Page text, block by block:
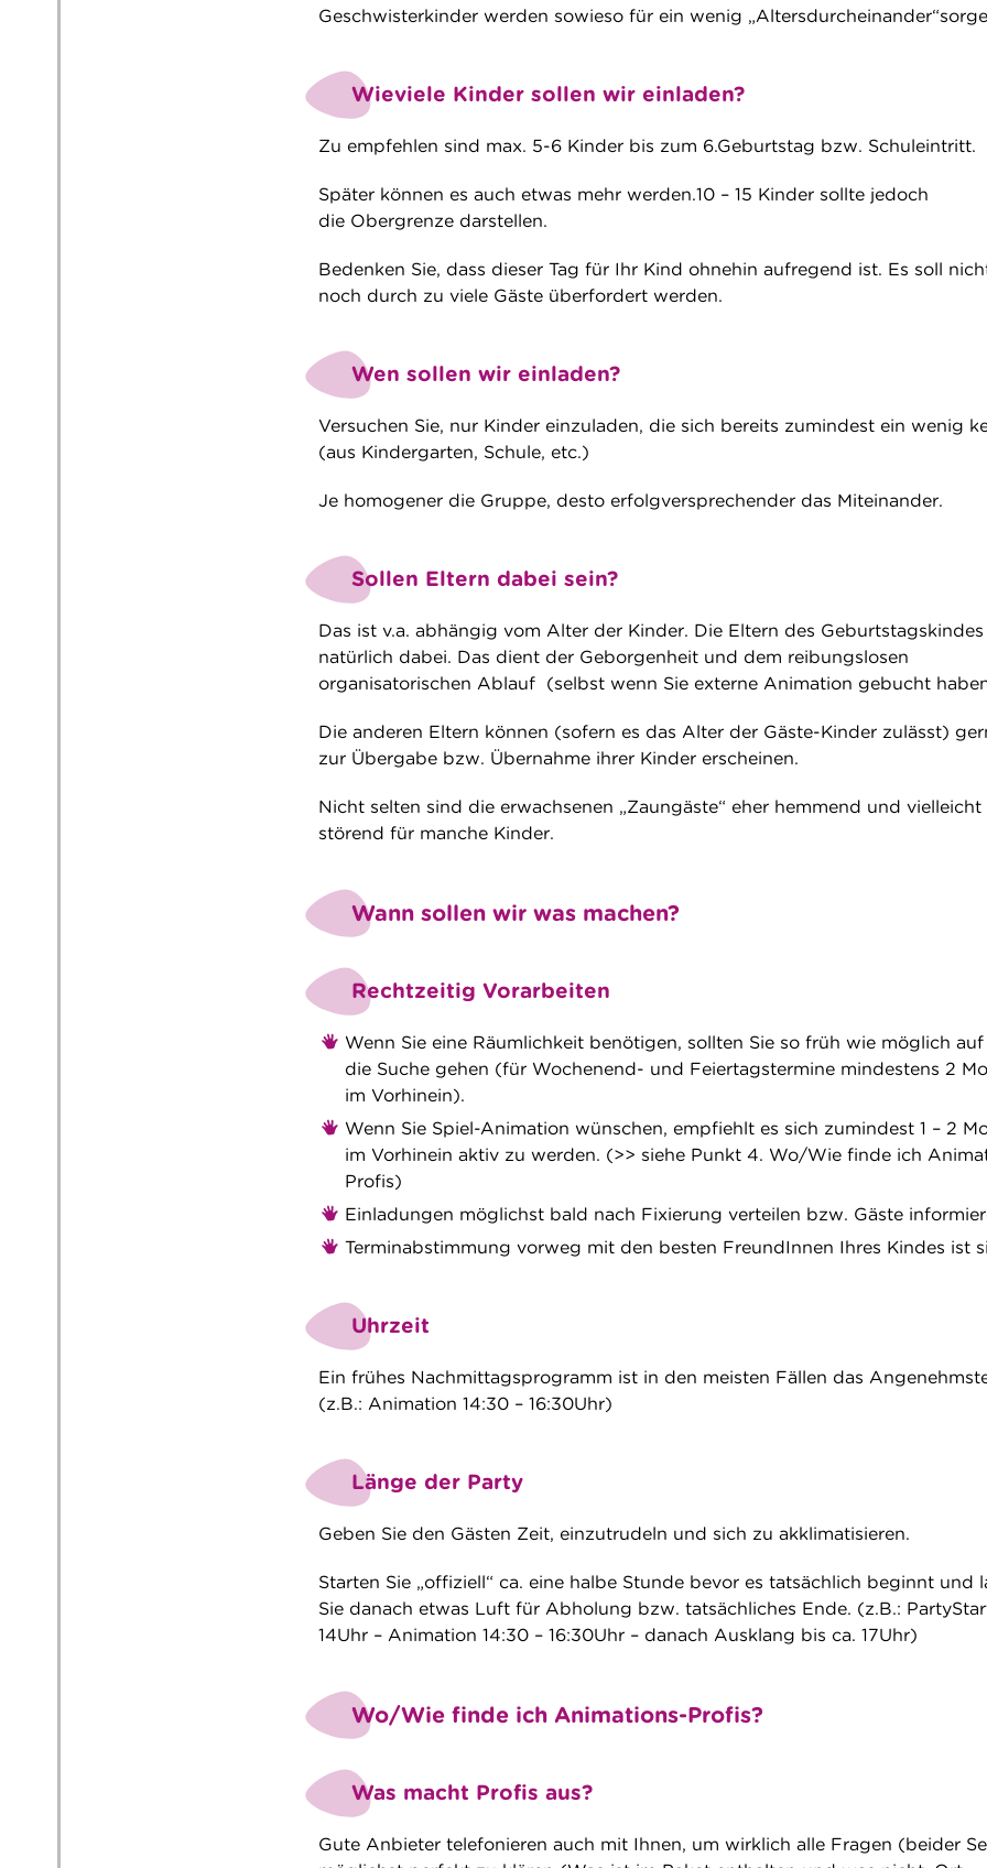
Geschwisterkinder werden sowieso für ein wenig
Wieviele Kinder sollen wir einladen?
Zu empfehlen sind max. 5-6 Kinder bis zum 6.Geburtstag bzw. Schuleintritt.
Später können es auch etwas mehr werden.10 – 15 Kinder sollte jedoch
die Obergrenze darstellen.
Bedenken Sie, dass dieser Tag für Ihr Kind ohnehin aufregend ist. Es soll
noch durch zu viele Gäste überfordert werden.
Wen sollen wir einladen?
Versuchen Sie, nur Kinder einzuladen, die sich bereits zumindest ein wenig
(aus Kindergarten, Schule, etc.)
Je homogener die Gruppe, desto erfolgversprechender das Miteinander.
Sollen Eltern dabei sein?
Das ist v.a. abhängig vom Alter der Kinder. Die Eltern des
natürlich dabei. Das dient der Geborgenheit und dem reibungslosen
organisatorischen Ablauf (selbst wenn Sie externe Animation gebucht
Die anderen Eltern können (sofern es das Alter der Gäste-Kinder zulässt)
zur Übergabe bzw. Übernahme ihrer Kinder erscheinen.
Nicht selten sind die erwachsenen „Zaungäste“ eher hemmend und vielleicht
störend für manche Kinder.
Wann sollen wir was machen?
Rechtzeitig Vorarbeiten
Wenn Sie eine Räumlichkeit benötigen, sollten Sie so früh wie möglich auf
die Suche gehen (für Wochenend- und Feiertagstermine mindestens 2
im Vorhinein).
Wenn Sie Spiel-Animation wünschen, empfiehlt es sich zumindest 1 – 2
im Vorhinein aktiv zu werden. (>> siehe Punkt 4. Wo/Wie finde ich
Profis)
Einladungen möglichst bald nach Fixierung verteilen bzw. Gäste
Terminabstimmung vorweg mit den besten FreundInnen Ihres Kindes ist
Uhrzeit
Ein frühes Nachmittagsprogramm ist in den meisten Fällen das
(z.B.: Animation 14:30 – 16:30Uhr)
Länge der Party
Geben Sie den Gästen Zeit, einzutrudeln und sich zu akklimatisieren.
Starten Sie „offiziell“ ca. eine halbe Stunde bevor es tatsächlich beginnt und
Sie danach etwas Luft für Abholung bzw. tatsächliches Ende. (z.B.:
14Uhr – Animation 14:30 – 16:30Uhr – danach Ausklang bis ca. 17Uhr)
Wo/Wie finde ich Animations-Profis?
Was macht Profis aus?
Gute Anbieter telefonieren auch mit Ihnen, um wirklich alle Fragen (beider